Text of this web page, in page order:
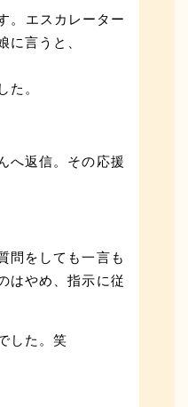
。エスカレーター
言うと、
。
へ返信。その応援
問をしても一言も
はやめ、指示に従
した。笑